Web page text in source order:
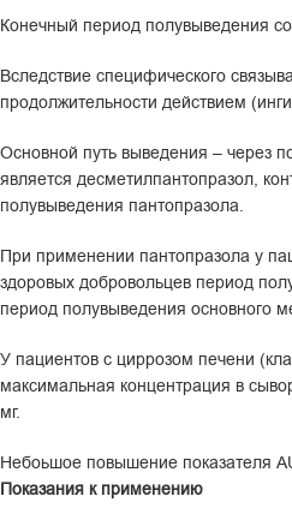
Конечный период полувыведения
Вследствие специфического
продолжительности действием
Основной путь выведения – через
является десметилпантопразол,
полувыведения пантопразола.
При применении пантопразола у
здоровых добровольцев период
период полувыведения основного
У пациентов с циррозом печени
максимальная концентрация в
мг.
Небоьшое повышение показателя
Показания к применению